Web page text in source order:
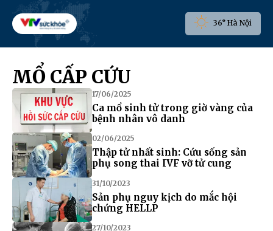
36° Hà Nội
MỔ CẤP CỨU
17/06/2025
Ca mổ sinh tử trong giờ vàng của
bệnh nhân vô danh
02/06/2025
Thập tử nhất sinh: Cứu sống sản
phụ song thai IVF vỡ tử cung
31/10/2023
Sản phụ nguy kịch do mắc hội
chứng HELLP
27/10/2023